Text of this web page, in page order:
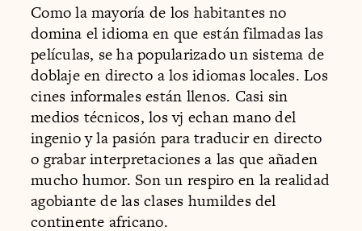
Como la mayoría de los habitantes no
domina el idioma en que están filmadas las
películas, se ha popularizado un sistema de
doblaje en directo a los idiomas locales. Los
cines informales están llenos. Casi sin
medios técnicos, los vj echan mano del
ingenio y la pasión para traducir en directo
o grabar interpretaciones a las que añaden
mucho humor. Son un respiro en la realidad
agobiante de las clases humildes del
continente africano.